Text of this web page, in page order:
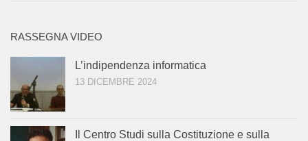
RASSEGNA VIDEO
L’indipendenza informatica
13 DICEMBRE 2024
Il Centro Studi sulla Costituzione e sulla